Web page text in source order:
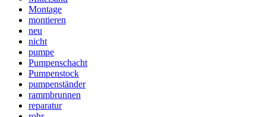
Montage
montieren
neu
nicht
pumpe
Pumpenschacht
Pumpenstock
pumpenständer
rammbrunnen
reparatur